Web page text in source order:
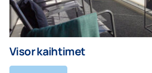
Visor kaihtimet